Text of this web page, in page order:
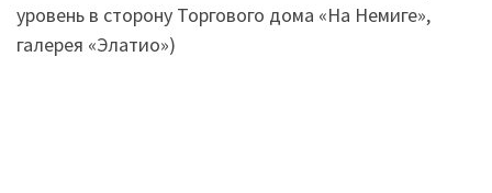
уровень в сторону Торгового дома «На Немиге»,
галерея «Элатио»)